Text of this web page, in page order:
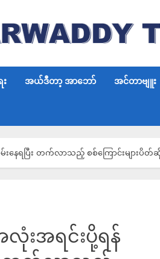
အယ်ဒီတာ့ အာဘော် အင်တာဗျူး
နေရပြီး တက်လာသည့် စစ်ကြောင်းများ
းအရင်းပို့ရန်